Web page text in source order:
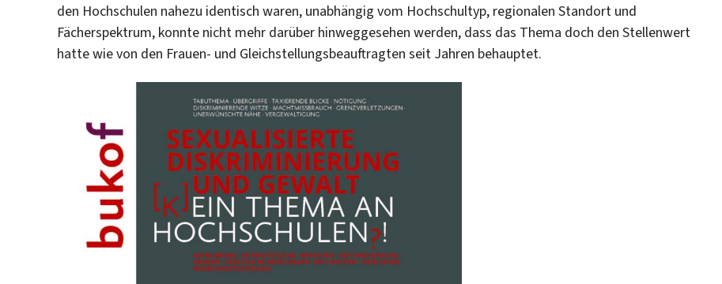
den Hochschulen nahezu identisch waren, unabhängig vom Hochschultyp, regionalen Standort und
Fächerspektrum, konnte nicht mehr darüber hinweggesehen werden, dass das Thema doch den Stellenwert
hatte wie von den Frauen- und Gleichstellungsbeauftragten seit Jahren behauptet.